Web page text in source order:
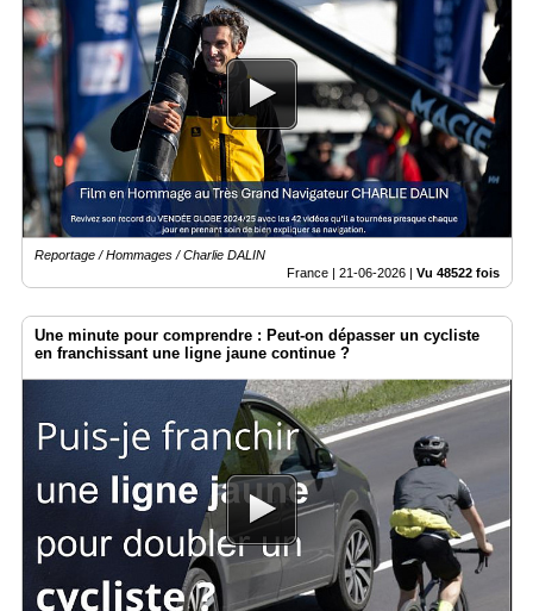
Reportage / Hommages / Charlie DALIN
France | 21-06-2026 | Vu 48522 fois
Une minute pour comprendre : Peut-on dépasser un cycliste
en franchissant une ligne jaune continue ?